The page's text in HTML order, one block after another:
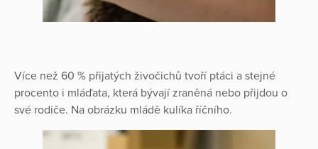
Více než 60 % přijatých živočichů tvoří ptáci a stejné
procento i mláďata, která bývají zraněná nebo přijdou o
své rodiče. Na obrázku mládě kulíka říčního.